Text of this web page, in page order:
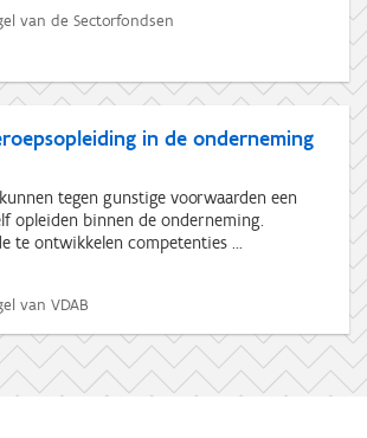
van de Sectorfondsen
in de onderneming
tegen gunstige voorwaarden een
opleiden binnen de onderneming.
te ontwikkelen competenties ...
van VDAB